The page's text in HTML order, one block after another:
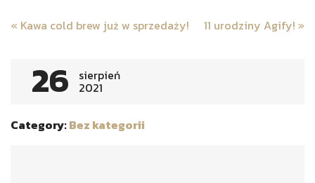
Post
navigation
« Kawa cold brew już w sprzedaży! 11 urodziny Agify! »
26 sierpień
2021
Category:Bez kategorii